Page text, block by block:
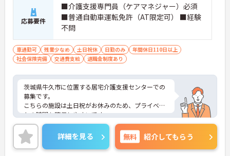
応募要件
■介護支援専門員（ケアマネジャー）必須
■普通自動車運転免許（AT限定可） ■経験
不問
車通勤可 残業少なめ 土日祝休 日勤のみ
年間休日110日以上
社会保険完備
交通費支給 退職金制度あり
茨城県牛久市に位置する居宅介護支援センターでの
募集です。
こちらの施設は土日祝がお休みのため、プライベー
トの時間も確保しやすいです。
また昇給賞与の制度もありますので、自身の頑張り
が評価される環境です。
ご興味のある方は、ご面接のポイントをお伝えしま
すので、お気軽にお問い合わせください。
詳細を見る 無料 紹介してもらう